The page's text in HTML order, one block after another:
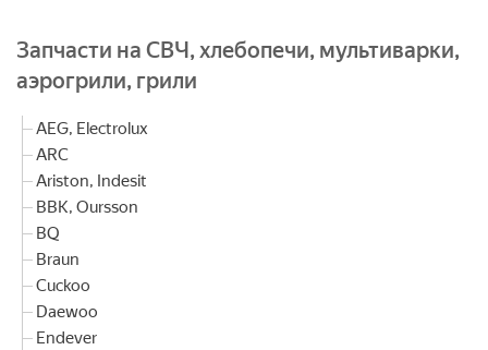
Запчасти на СВЧ, хлебопечи, мультиварки,
аэрогрили, грили
AEG, Electrolux
ARC
Ariston, Indesit
BBK, Oursson
BQ
Braun
Cuckoo
Daewoo
Endever